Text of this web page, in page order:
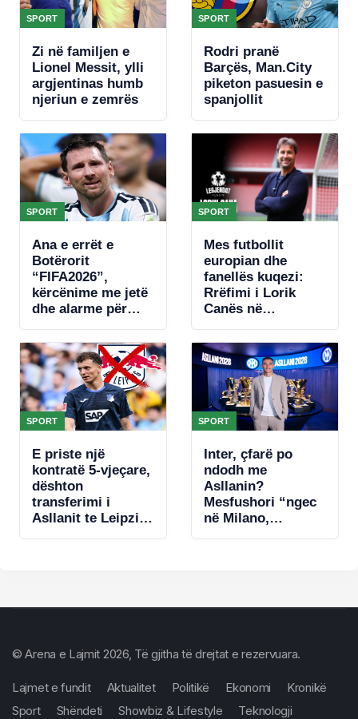
SPORT
Zi në familjen e
Lionel Messit, ylli
argjentinas humb
njeriun e zemrës
SPORT
Rodri pranë
Barçës, Man.City
piketon pasuesin e
spanjollit
SPORT
Ana e errët e
Botërorit
“FIFA2026”,
kërcënime me jetë
dhe alarme për
plani për të vrarë
Leo Messin
SPORT
Mes futbollit
europian dhe
fanellës kuqezi:
Rrëfimi i Lorik
Canës në
SPORT
E priste një
kontratë 5-vjeçare,
dështon
transferimi i
Asllanit te Leipzig,
SPORT
Inter, çfarë po
ndodh me
Asllanin?
Mesfushori “ngec
në Milano,
© Arena e Lajmit 2026, Të gjitha të drejtat e rezervuara.
Lajmet e fundit Aktualitet Politikë Ekonomi
Kronikë
Sport
Shëndeti Showbiz & Lifestyle Teknologji